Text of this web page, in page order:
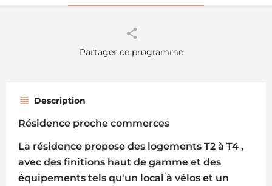
Partager ce programme
Description
Résidence proche commerces
La résidence propose des logements T2 à T4 ,
avec des finitions haut de gamme et des
équipements tels qu'un local à vélos et un